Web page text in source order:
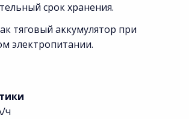
срок хранения.
тяговый аккумулятор при
электропитании.
ч